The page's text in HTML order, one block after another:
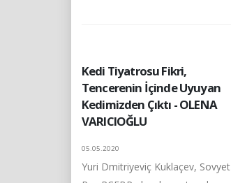
Kedi Tiyatrosu Fikri,
Tencerenin İçinde Uyuyan
Kedimizden Çıktı - OLENA
VARICIOĞLU
05.05.2020
Yuri Dmitriyeviç Kuklaçev, Sovyet